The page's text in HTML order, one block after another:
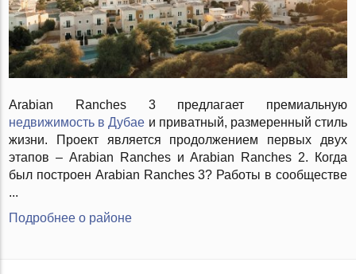
Arabian Ranches 3 предлагает премиальную
недвижимость в Дубае и приватный, размеренный стиль
жизни. Проект является продолжением первых двух
этапов – Arabian Ranches и Arabian Ranches 2. Когда
был построен Arabian Ranches 3? Работы в сообществе
...
Подробнее о районе